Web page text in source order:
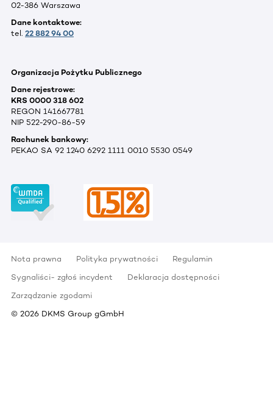
02-386 Warszawa
Dane kontaktowe:
tel. 22 882 94 00
Organizacja Pożytku Publicznego
Dane rejestrowe:
KRS 0000 318 602
REGON 141667781
NIP 522-290-86-59
Rachunek bankowy:
PEKAO SA 92 1240 6292 1111 0010 5530 0549
Nota prawna Polityka prywatności
Regulamin
Sygnaliści- zgłoś incydent
Deklaracja dostępności
Zarządzanie zgodami
© 2026 DKMS Group gGmbH